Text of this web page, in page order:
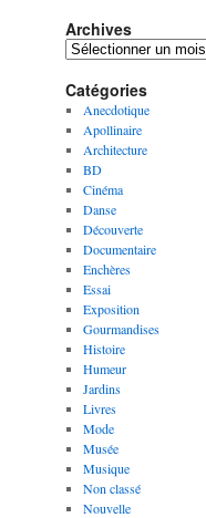
Archives
A
c
h
i
v
e
s
Catégories
Anecdotique
Apollinaire
Architecture
BD
Cinéma
Danse
Découverte
Documentaire
Enchères
Essai
Exposition
Gourmandises
Histoire
Humeur
Jardins
Livres
Mode
Musée
Musique
Non classé
Nouvelle